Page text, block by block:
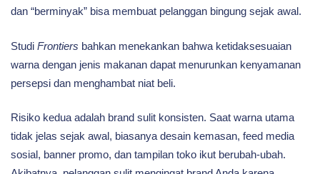
dan “berminyak” bisa membuat pelanggan bingung sejak awal.
Studi Frontiers bahkan menekankan bahwa ketidaksesuaian
warna dengan jenis makanan dapat menurunkan kenyamanan
persepsi dan menghambat niat beli.
Risiko kedua adalah brand sulit konsisten. Saat warna utama
tidak jelas sejak awal, biasanya desain kemasan, feed media
sosial, banner promo, dan tampilan toko ikut berubah-ubah.